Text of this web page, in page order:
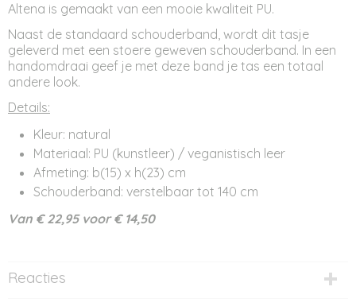
Altena is gemaakt van een mooie kwaliteit PU.
Naast de standaard schouderband, wordt dit tasje
geleverd met een stoere geweven schouderband. In een
handomdraai geef je met deze band je tas een totaal
andere look.
Details:
Kleur: natural
Materiaal: PU (kunstleer) / veganistisch leer
Afmeting: b(15) x h(23) cm
Schouderband: verstelbaar tot 140 cm
Van € 22,95 voor € 14,50
Reacties